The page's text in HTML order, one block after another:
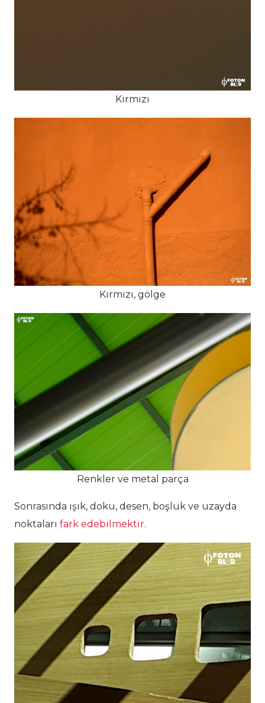
Kırmızı
Kırmızı, gölge
Renkler ve metal parça
Sonrasında ışık, doku, desen, boşluk ve uzayda
noktaları fark edebilmektir.